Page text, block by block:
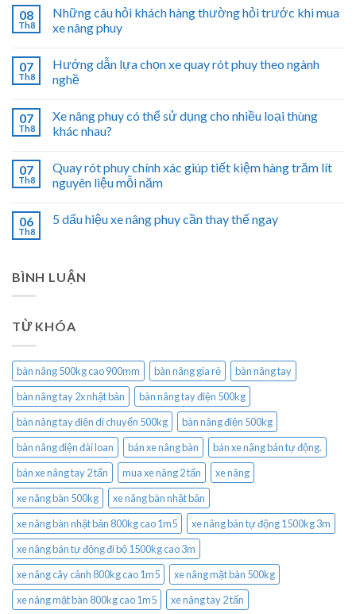
08
Th8
Những câu hỏi khách hàng thường hỏi trước khi mua
xe nâng phuy
07
Th8
Hướng dẫn lựa chọn xe quay rót phuy theo ngành
nghề
07
Th8
Xe nâng phuy có thể sử dụng cho nhiều loại thùng
khác nhau?
07
Th8
Quay rót phuy chính xác giúp tiết kiệm hàng trăm lít
nguyên liệu mỗi năm
06
Th8
5 dấu hiệu xe nâng phuy cần thay thế ngay
BÌNH LUẬN
TỪ KHÓA
bàn nâng 500kg cao 900mm bàn nâng gía rẻ
bàn nâng tay
bàn nâng tay 2x nhật bản
bàn nâng tay điện 500kg
bàn nâng tay điện di chuyển 500kg
bàn nâng điện 500kg
bàn nâng điện đài loan
bán xe nâng bàn
bán xe nâng bán tự động.
bán xe nâng tay 2 tấn
mua xe nâng 2 tấn
xe nâng
xe nâng bàn 500kg
xe nâng bàn nhật bản
xe nâng bàn nhật bản 800kg cao 1m5
xe nâng bán tự động 1500kg 3m
xe nâng bán tự động đi bộ 1500kg cao 3m
xe nâng cây cảnh 800kg cao 1m5
xe nâng mặt bàn 500kg
xe nâng mặt bàn 800kg cao 1m5
xe nâng tay 2 tấn